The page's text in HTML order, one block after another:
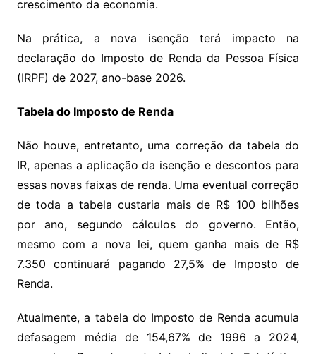
crescimento da economia.
Na prática, a nova isenção terá impacto na
declaração do Imposto de Renda da Pessoa Física
(IRPF) de 2027, ano-base 2026.
Tabela do Imposto de Renda
Não houve, entretanto, uma correção da tabela do
IR, apenas a aplicação da isenção e descontos para
essas novas faixas de renda. Uma eventual correção
de toda a tabela custaria mais de R$ 100 bilhões
por ano, segundo cálculos do governo. Então,
mesmo com a nova lei, quem ganha mais de R$
7.350 continuará pagando 27,5% de Imposto de
Renda.
Atualmente, a tabela do Imposto de Renda acumula
defasagem média de 154,67% de 1996 a 2024,